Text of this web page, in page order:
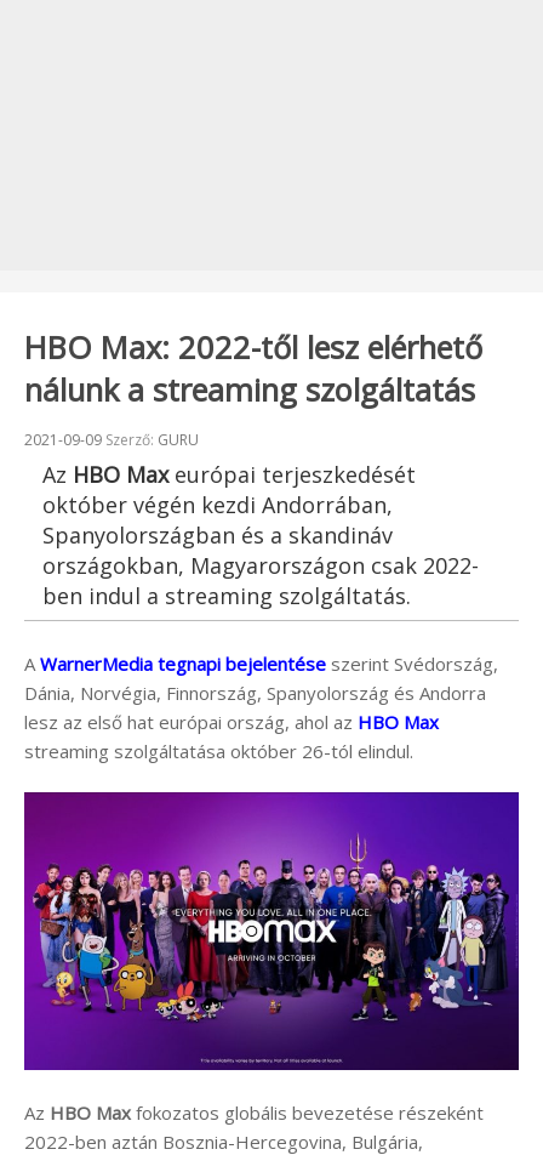
HBO Max: 2022-től lesz elérhető
nálunk a streaming szolgáltatás
Beküldve:
2021-09-09 Szerző: GURU
Az HBO Max európai terjeszkedését
október végén kezdi Andorrában,
Spanyolországban és a skandináv
országokban, Magyarországon csak 2022-
ben indul a streaming szolgáltatás.
A WarnerMedia tegnapi bejelentése szerint Svédország,
Dánia, Norvégia, Finnország, Spanyolország és Andorra
lesz az első hat európai ország, ahol az HBO Max
streaming szolgáltatása október 26-tól elindul.
Az HBO Max fokozatos globális bevezetése részeként
2022-ben aztán Bosznia-Hercegovina, Bulgária,